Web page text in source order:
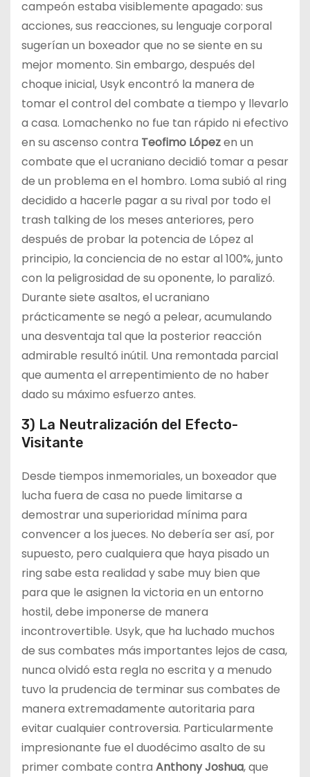
campeón estaba visiblemente apagado: sus
acciones, sus reacciones, su lenguaje corporal
sugerían un boxeador que no se siente en su
mejor momento. Sin embargo, después del
choque inicial, Usyk encontró la manera de
tomar el control del combate a tiempo y llevarlo
a casa. Lomachenko no fue tan rápido ni efectivo
en su ascenso contra Teofimo Lópezen un
combate que el ucraniano decidió tomar a pesar
de un problema en el hombro. Loma subió al ring
decidido a hacerle pagar a su rival por todo el
trash talking de los meses anteriores, pero
después de probar la potencia de López al
principio, la conciencia de no estar al 100%, junto
con la peligrosidad de su oponente, lo paralizó.
Durante siete asaltos, el ucraniano
prácticamente se negó a pelear, acumulando
una desventaja tal que la posterior reacción
admirable resultó inútil. Una remontada parcial
que aumenta el arrepentimiento de no haber
dado su máximo esfuerzo antes.
3) La Neutralización del Efecto-
Visitante
Desde tiempos inmemoriales, un boxeador que
lucha fuera de casa no puede limitarse a
demostrar una superioridad mínima para
convencer a los jueces. No debería ser así, por
supuesto, pero cualquiera que haya pisado un
ring sabe esta realidad y sabe muy bien que
para que le asignen la victoria en un entorno
hostil, debe imponerse de manera
incontrovertible. Usyk, que ha luchado muchos
de sus combates más importantes lejos de casa,
nunca olvidó esta regla no escrita y a menudo
tuvo la prudencia de terminar sus combates de
manera extremadamente autoritaria para
evitar cualquier controversia. Particularmente
impresionante fue el duodécimo asalto de su
primer combate contra Anthony Joshua, que